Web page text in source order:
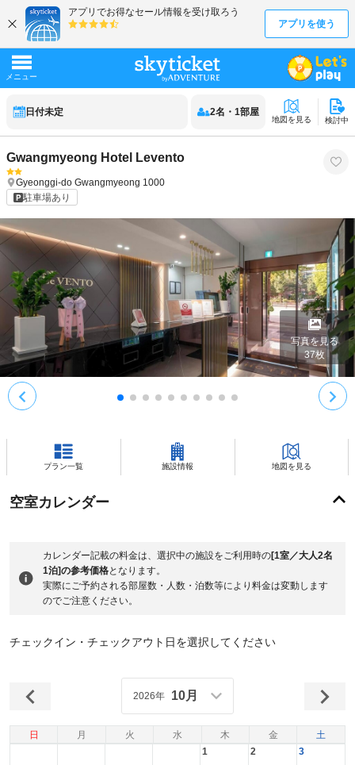
日付未定 2名 ・ 1部屋
地図を見る 検討中
Gwangmyeong Hotel Levento
Gyeonggi-do Gwangmyeong 1000
駐車場あり
写真を見る
37枚
プラン一覧 施設情報 地図を見る
空室カレンダー
カレンダー記載の料金は、選択中の施設をご利用時の[1室／大人2名
1泊]の参考価格となります。
実際にご予約される部屋数・人数・泊数等により料金は変動します
のでご注意ください。
チェックイン・チェックアウト日を選択してください
日 月 火 水 木 金 土
2026年 10月
1 2 3